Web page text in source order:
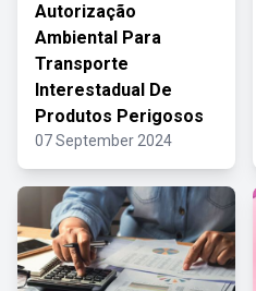
Autorização
Ambiental Para
Transporte
Interestadual De
Produtos Perigosos
07 September 2024